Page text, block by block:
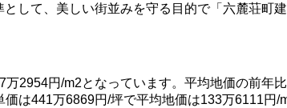
して、美しい街並みを守る目的で「六麓荘町
2954円/m2となっています。平均地価の前年比
は441万6869円/坪で平均地価は133万6111円/